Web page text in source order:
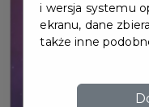
i wersja systemu
ekranu, dane
także inne